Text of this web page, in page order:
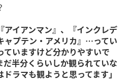
アイアンマン』、『インクレデ
ャプテン・アメリカ』…ってい
ていますけど分かりやすいで
だ半分くらいしか観られていな
ラマも観ようと思ってます」